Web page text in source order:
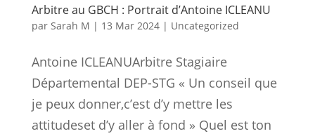
Arbitre au GBCH : Portrait d’Antoine ICLEANU
par Sarah M | 13 Mar 2024| Uncategorized
Antoine ICLEANUArbitre Stagiaire
Départemental DEP-STG « Un conseil que
je peux donner,c’est d’y mettre les
attitudeset d’y aller à fond » Quel est ton